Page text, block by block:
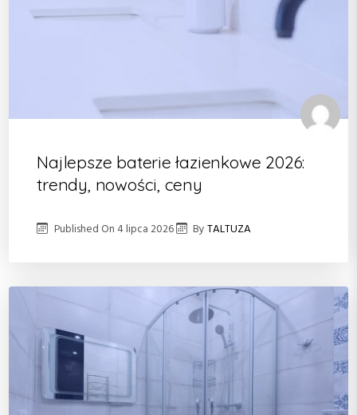
Najlepsze baterie łazienkowe 2026:
trendy, nowości, ceny
Published On 4 lipca 2026 ByTALTUZA